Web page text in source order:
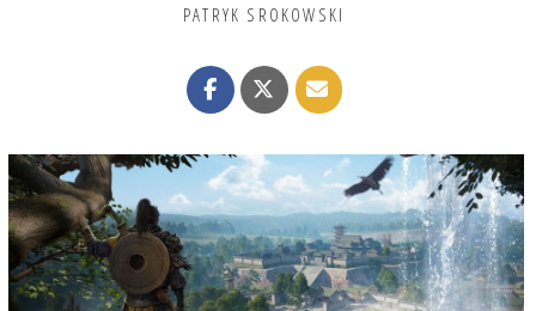
PATRYK SROKOWSKI